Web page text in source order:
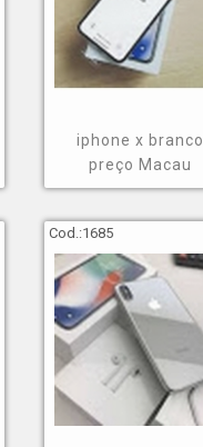
iphone x branco
preço Macau
Cod.:1685